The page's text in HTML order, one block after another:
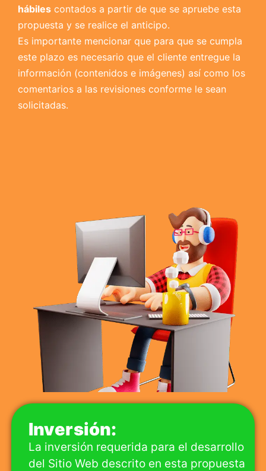
hábiles contados a partir de que se apruebe esta
propuesta y se realice el anticipo.
Es importante mencionar que para que se cumpla
este plazo es necesario que el cliente entregue la
información (contenidos e imágenes) así como los
comentarios a las revisiones conforme le sean
solicitadas.
Inversión:
La inversión requerida para el desarrollo
del Sitio Web descrito en esta propuesta